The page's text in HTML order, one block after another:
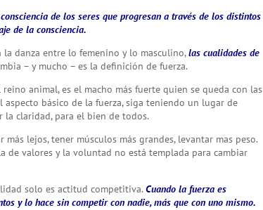
de los seres que progresan a través de los distintos
de la consciencia.
la danza entre lo femenino y lo masculino,las cualidades de
– y mucho – es la definición de fuerza.
animal, es el macho más fuerte quien se queda con las
básico de la fuerza, siga teniendo un lugar de
la claridad, para el bien de todos.
lejos, tener músculos más grandes, levantar mas peso.
de valores y la voluntad no está templada para cambiar
solo es actitud competitiva.Cuando la fuerza es
y lo hace sin competir con nadie, más que con uno mismo.